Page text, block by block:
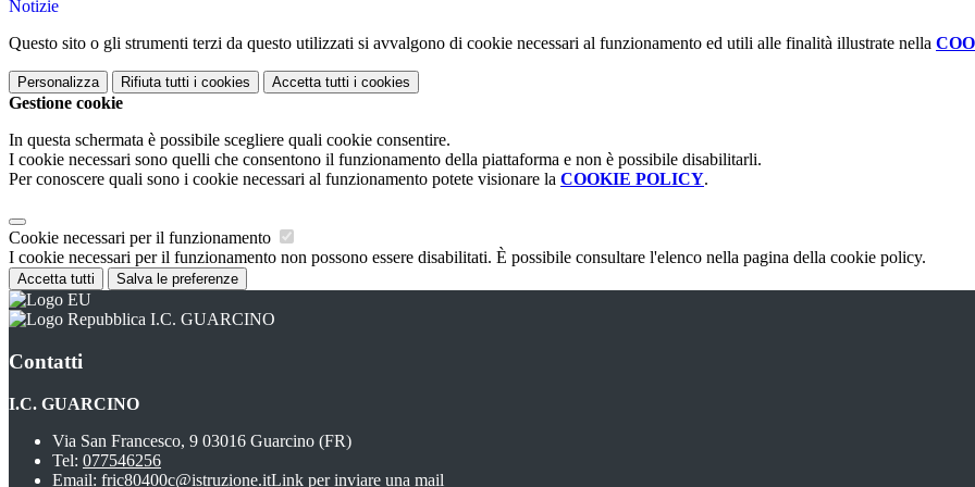
Notizie
Questo sito o gli strumenti terzi da questo utilizzati si avvalgono di cookie necessari al funzionamento ed utili alle finalità illustrate nella
Personalizza Rifiuta tutti i cookies Accetta tutti i cookies
Gestione cookie
In questa schermata è possibile scegliere quali cookie consentire.
I cookie necessari sono quelli che consentono il funzionamento della piattaforma e non è possibile disabilitarli.
Per conoscere quali sono i cookie necessari al funzionamento potete visionare la COOKIE POLICY.
Cookie necessari per il funzionamento
I cookie necessari per il funzionamento non possono essere disabilitati. È possibile consultare l'elenco nella pagina della cookie policy.
Accetta tutti Salva le preferenze
I.C. GUARCINO
Contatti
I.C. GUARCINO
Via San Francesco, 9 03016 Guarcino (FR)
Tel: 077546256
Email: fric80400c@istruzione.itLink per inviare una mail